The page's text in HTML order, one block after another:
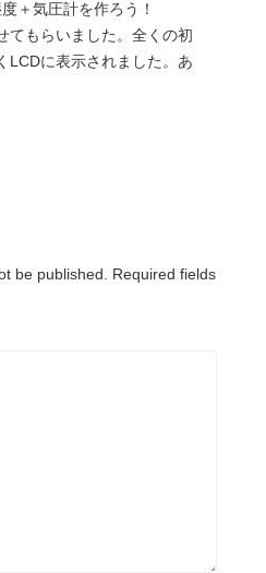
＋気圧計を作ろう！
てもらいました。全くの初
LCDに表示されました。あ
be published.
Required fields